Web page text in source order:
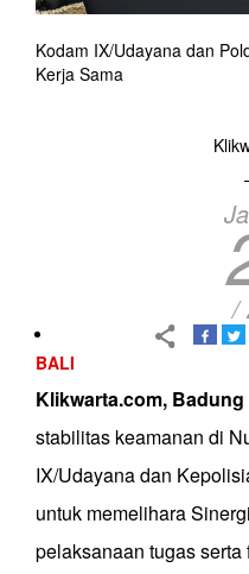
Kodam IX/Udayana dan
Kerja Sama
/
BALI
Klikwarta.com, Badung
stabilitas keamanan di
IX/Udayana dan
untuk memelihara
pelaksanaan tugas